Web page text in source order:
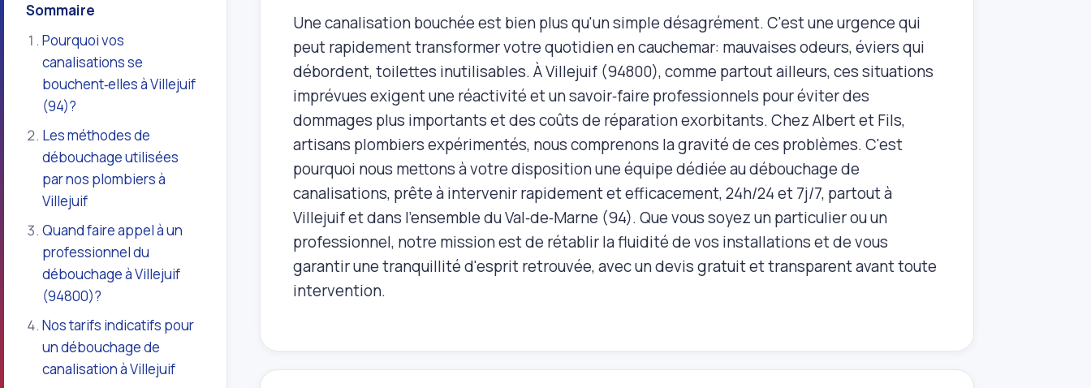
Sommaire
Pourquoi vos
canalisations se
bouchent‑elles à Villejuif
(94)?
Les méthodes de
débouchage utilisées
par nos plombiers à
Villejuif
Quand faire appel à un
professionnel du
débouchage à Villejuif
(94800)?
Nos tarifs indicatifs pour
un débouchage de
canalisation à Villejuif
Une canalisation bouchée est bien plus qu'un simple désagrément. C'est une urgence qui
peut rapidement transformer votre quotidien en cauchemar: mauvaises odeurs, éviers qui
débordent, toilettes inutilisables. À Villejuif (94800), comme partout ailleurs, ces situations
imprévues exigent une réactivité et un savoir‑faire professionnels pour éviter des
dommages plus importants et des coûts de réparation exorbitants. Chez Albert et Fils,
artisans plombiers expérimentés, nous comprenons la gravité de ces problèmes. C'est
pourquoi nous mettons à votre disposition une équipe dédiée au débouchage de
canalisations, prête à intervenir rapidement et efficacement, 24h/24 et 7j/7, partout à
Villejuif et dans l'ensemble du Val‑de‑Marne (94). Que vous soyez un particulier ou un
professionnel, notre mission est de rétablir la fluidité de vos installations et de vous
garantir une tranquillité d'esprit retrouvée, avec un devis gratuit et transparent avant toute
intervention.